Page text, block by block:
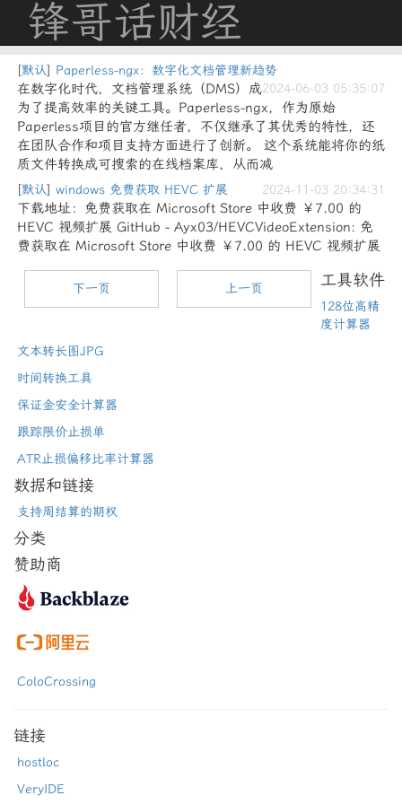
锋哥话财经
[默认] Paperless-ngx：数字化文档管理新趋势
2024-06-03 05:35:07
在数字化时代，文档管理系统（DMS）成
为了提高效率的关键工具。Paperless-ngx，作为原始
Paperless项目的官方继任者，不仅继承了其优秀的特性，还
在团队合作和项目支持方面进行了创新。 这个系统能将你的纸
质文件转换成可搜索的在线档案库，从而减
[默认] windows 免费获取 HEVC 扩展 2024-11-03 20:34:31
下载地址：免费获取在 Microsoft Store 中收费 ￥7.00 的
HEVC 视频扩展 GitHub - Ayx03/HEVCVideoExtension: 免
费获取在 Microsoft Store 中收费 ￥7.00 的 HEVC 视频扩展
下一页 上一页 工具软件
128位高精
度计算器
文本转长图JPG
时间转换工具
保证金安全计算器
跟踪限价止损单
ATR止损偏移比率计算器
数据和链接
支持周结算的期权
分类
赞助商
ColoCrossing
链接
hostloc
VeryIDE